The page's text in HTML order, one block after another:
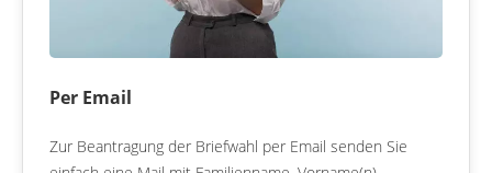
Per Email
Zur Beantragung der Briefwahl per Email senden Sie